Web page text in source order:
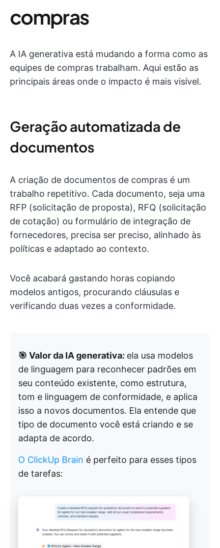
compras
A IA generativa está mudando a forma como as
equipes de compras trabalham. Aqui estão as
principais áreas onde o impacto é mais visível.
Geração automatizada de
documentos
A criação de documentos de compras é um
trabalho repetitivo. Cada documento, seja uma
RFP (solicitação de proposta), RFQ (solicitação
de cotação) ou formulário de integração de
fornecedores, precisa ser preciso, alinhado às
políticas e adaptado ao contexto.
Você acabará gastando horas copiando
modelos antigos, procurando cláusulas e
verificando duas vezes a conformidade.
🎯 Valor da IA generativa: ela usa modelos
de linguagem para reconhecer padrões em
seu conteúdo existente, como estrutura,
tom e linguagem de conformidade, e aplica
isso a novos documentos. Ela entende que
tipo de documento você está criando e se
adapta de acordo.
O ClickUp Brain é perfeito para esses tipos
de tarefas: